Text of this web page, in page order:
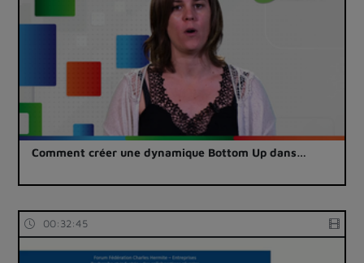
Comment créer une dynamique Bottom Up dans…
00:32:45